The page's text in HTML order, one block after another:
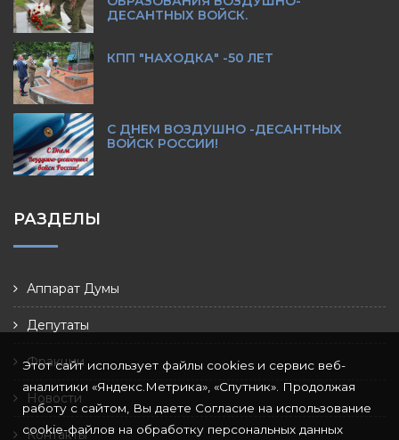
ДЕСАНТНЫХ ВОЙСК.
КПП "НАХОДКА" -50 ЛЕТ
С ДНЕМ ВОЗДУШНО -ДЕСАНТНЫХ
ВОЙСК РОССИИ!
РАЗДЕЛЫ
Аппарат Думы
Депутаты
Фракции
Новости
Контакты
Этот сайт использует файлы cookies и сервис веб-
аналитики «Яндекс.Метрика», «Спутник». Продолжая
работу с сайтом, Вы даете Согласие на использование
cookie-файлов на обработку персональных данных